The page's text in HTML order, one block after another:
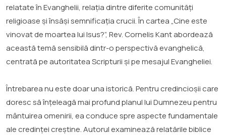
relatate în Evanghelii, relația dintre diferite comunități
religioase și însăși semnificația crucii. În cartea „Cine este
vinovat de moartea lui Isus?”, Rev. Cornelis Kant abordează
această temă sensibilă dintr-o perspectivă evanghelică,
centrată pe autoritatea Scripturii și pe mesajul Evangheliei.
Întrebarea nu este doar una istorică. Pentru credincioșii care
doresc să înțeleagă mai profund planul lui Dumnezeu pentru
mântuirea omenirii, ea conduce spre aspecte fundamentale
ale credinței creștine. Autorul examinează relatările biblice